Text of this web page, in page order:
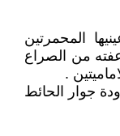
المحمرتين
من الصراع
.
جوار الحائط